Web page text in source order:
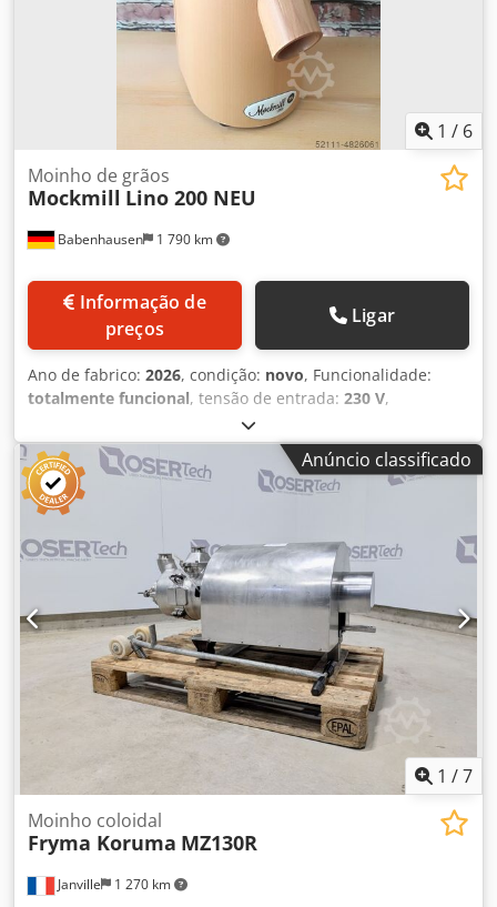
1 / 6
Babenhausen 1 790 km
Moinho de grãos
Mockmill Lino 200 NEU
preços
Ligar
Ano de fabrico: 2026, condição: novo, Funcionalidade:
totalmente funcional, tensão de entrada: 230 V,
50 Hz, Certificado pela DGUV até:
08/2027, número da máquina/veículo:2026, NOVO - NOVO
Mockmill Lino 200 Moinho de Grãos NOVO - NOVO Moinho
de pedra para cereais, leguminosas e especiarias Máquina
de mesa de madeira Lino 200 Turbina de moagem com
capacidade de aprox. 200g/minuto Dsdpfx Apsfxk Tqocjck
Grau de moagem: Ajustável continuamente de muito fino a
grosso Ligação 220V Dimensões: 208 x 242 x 380 mm, LxPxA
Máquina NOVA com garantia + assistência Visite a nossa
loja Milbrandt com padaria de demonstração e muitos
equipamentos e máquinas de padaria!
Anúncio classificado
1 /7
Janville 1 270 km
Moinho coloidal
Fryma Koruma MZ130R